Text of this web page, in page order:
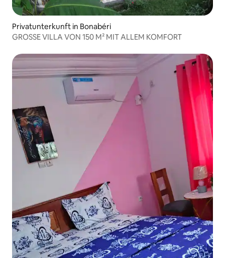
Privatunterkunft in Bonabéri
GROSSE VILLA VON 150 M² MIT ALLEM KOMFORT